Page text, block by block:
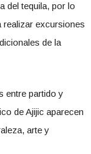
del tequila, por lo
excursiones
de la
entre partido y
de Ajijic aparecen
arte y